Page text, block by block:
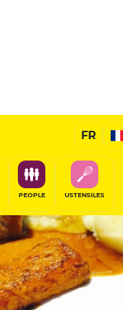
FR
PEOPLE USTENSILES